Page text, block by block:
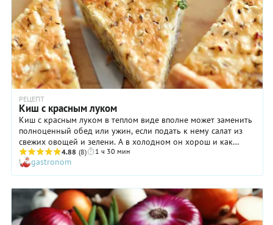
РЕЦЕПТ
Киш с красным луком
Киш с красным луком в теплом виде вполне может заменить
полноценный обед или ужин, если подать к нему салат из
свежих овощей и зелени. А в холодном он хорош и как
закуска, и просто к чаю. Вот такое универсальное блюдо, а
главное — приготовить его по нашему рецепту сможет
каждый. Даже с традиционным для таких пирогов песочным
тестом возиться не придется. Мы предлагаем вам вариант с
использованием магазинного слоеного. А начинку из
красного лука, брынзы, яиц и сливок с добавлением специй
можно приготовить буквально в считанные минуты.
4.88 (8) 1 ч 30 мин
gastronom